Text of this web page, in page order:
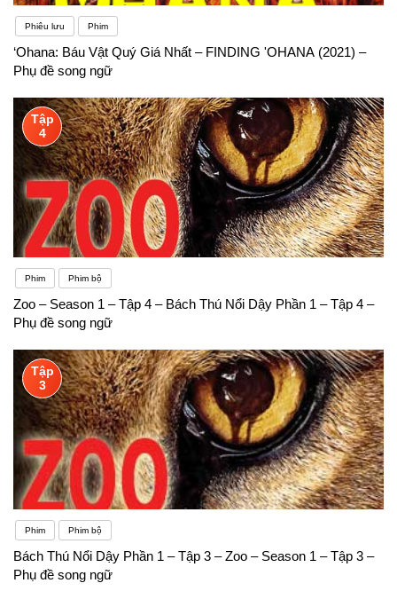
Phiêu lưu Phim
‘Ohana: Báu Vật Quý Giá Nhất – FINDING 'OHANA (2021) –
Phụ đề song ngữ
Tập
4
Phim Phim bộ
Zoo – Season 1 – Tập 4 – Bách Thú Nổi Dậy Phần 1 – Tập 4 –
Phụ đề song ngữ
Tập
3
Phim Phim bộ
Bách Thú Nổi Dậy Phần 1 – Tập 3 – Zoo – Season 1 – Tập 3 –
Phụ đề song ngữ